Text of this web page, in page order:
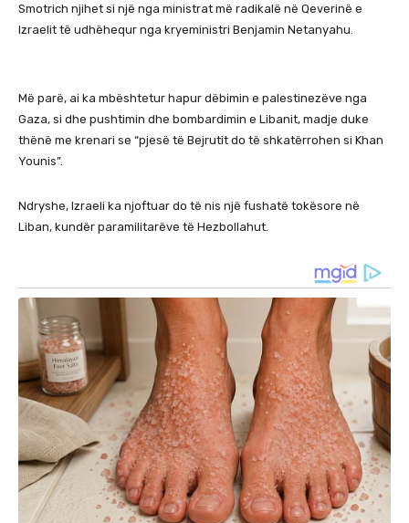
Smotrich njihet si një nga ministrat më radikalë në Qeverinë e
Izraelit të udhëhequr nga kryeministri Benjamin Netanyahu.
Më parë, ai ka mbështetur hapur dëbimin e palestinezëve nga
Gaza, si dhe pushtimin dhe bombardimin e Libanit, madje duke
thënë me krenari se “pjesë të Bejrutit do të shkatërrohen si Khan
Younis”.
Ndryshe, Izraeli ka njoftuar do të nis një fushatë tokësore në
Liban, kundër paramilitarëve të Hezbollahut.